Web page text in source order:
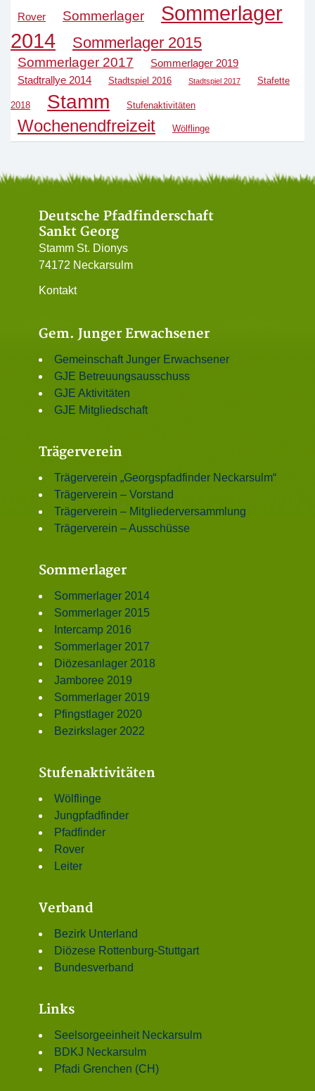
Rover Sommerlager
Sommerlager
2014
Sommerlager 2015
Sommerlager 2017
Sommerlager 2019
Stadtrallye 2014
Stadtspiel 2016 Stadtspiel 2017 Stafette
2018 Stamm Stufenaktivitäten
Wochenendfreizeit Wölflinge
Deutsche Pfadfinderschaft
Sankt Georg
Stamm St. Dionys
74172 Neckarsulm
Kontakt
Gem. Junger Erwachsener
Gemeinschaft Junger Erwachsener
GJE Betreuungsausschuss
GJE Aktivitäten
GJE Mitgliedschaft
Trägerverein
Trägerverein „Georgspfadfinder Neckarsulm“
Trägerverein – Vorstand
Trägerverein – Mitgliederversammlung
Trägerverein – Ausschüsse
Sommerlager
Sommerlager 2014
Sommerlager 2015
Intercamp 2016
Sommerlager 2017
Diözesanlager 2018
Jamboree 2019
Sommerlager 2019
Pfingstlager 2020
Bezirkslager 2022
Stufenaktivitäten
Wölflinge
Jungpfadfinder
Pfadfinder
Rover
Leiter
Verband
Bezirk Unterland
Diözese Rottenburg-Stuttgart
Bundesverband
Links
Seelsorgeeinheit Neckarsulm
BDKJ Neckarsulm
Pfadi Grenchen (CH)